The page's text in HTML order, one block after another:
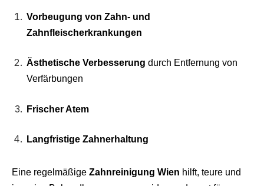
Vorbeugung von Zahn- und
Zahnfleischerkrankungen
Ästhetische Verbesserung durch Entfernung von
Verfärbungen
Frischer Atem
Langfristige Zahnerhaltung
Eine regelmäßige Zahnreinigung Wien hilft, teure und